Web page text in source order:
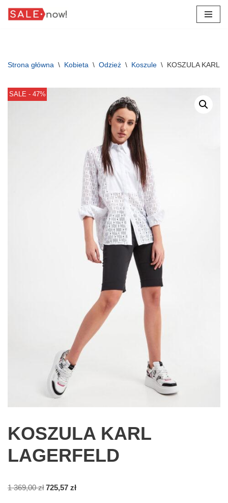
Strona główna \ Kobieta \ Odzież \ Koszule \ KOSZULA KARL
SALE - 47%
KOSZULA KARL
LAGERFELD
1 369,00zł 725,57 zł